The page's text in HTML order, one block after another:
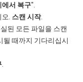
에서 복구".
. 스캔 시작.
된 모든 파일을 스캔
될 때까지 기다리십시